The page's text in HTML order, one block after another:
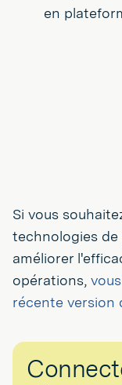
en
Si vous
technologies
améliorer
opérations,
récente version